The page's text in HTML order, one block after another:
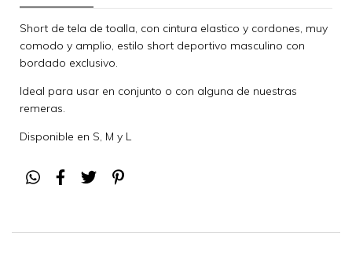
Short de tela de toalla, con cintura elastico y cordones, muy
comodo y amplio, estilo short deportivo masculino con
bordado exclusivo.
Ideal para usar en conjunto o con alguna de nuestras
remeras.
Disponible en S, M y L